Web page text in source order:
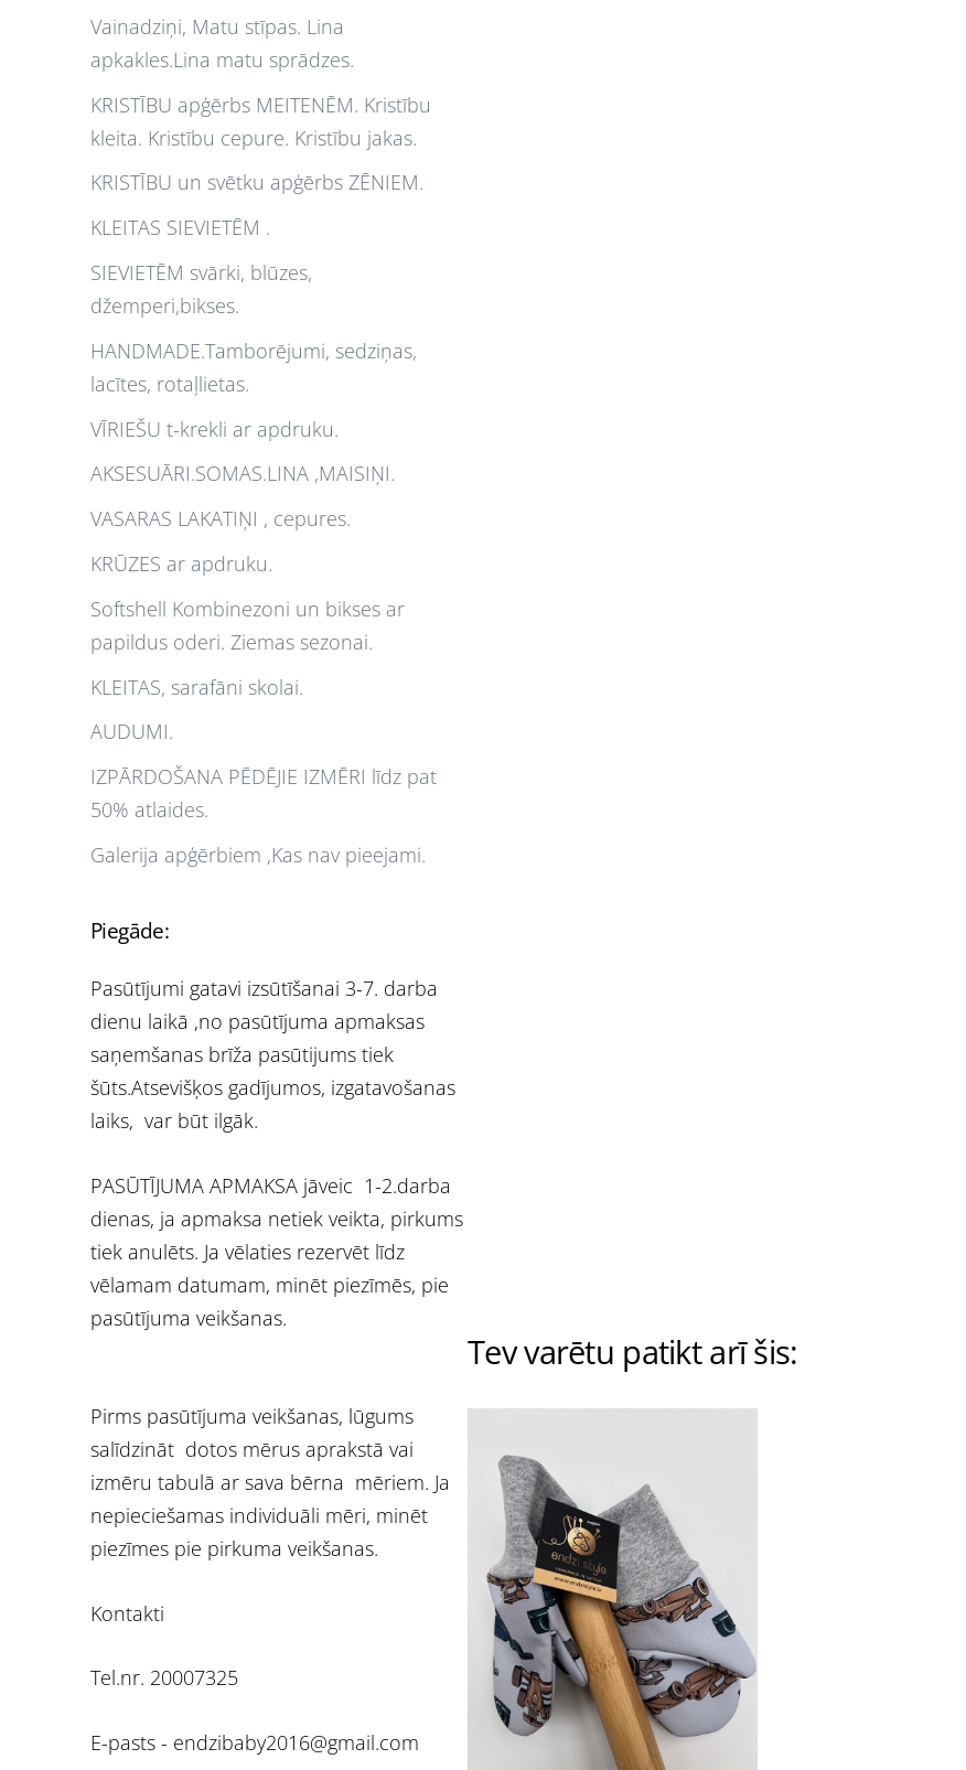
Vainadziņi, Matu stīpas. Lina
apkakles.Lina matu sprādzes.
KRISTĪBU apģērbs MEITENĒM. Kristību
kleita. Kristību cepure. Kristību jakas.
KRISTĪBU un svētku apģērbs ZĒNIEM.
KLEITAS SIEVIETĒM .
SIEVIETĒM svārki, blūzes,
džemperi,bikses.
HANDMADE.Tamborējumi, sedziņas,
lacītes, rotaļlietas.
VĪRIEŠU t-krekli ar apdruku.
AKSESUĀRI.SOMAS.LINA ,MAISIŅI.
VASARAS LAKATIŅI , cepures.
KRŪZES ar apdruku.
Softshell Kombinezoni un bikses ar
papildus oderi. Ziemas sezonai.
KLEITAS, sarafāni skolai.
AUDUMI.
IZPĀRDOŠANA PĒDĒJIE IZMĒRI līdz pat
50% atlaides.
Galerija apģērbiem ,Kas nav pieejami.
Piegāde:
Pasūtījumi gatavi izsūtīšanai 3-7. darba
dienu laikā ,no pasūtījuma apmaksas
saņemšanas brīža pasūtijums tiek
šūts.Atsevišķos gadījumos, izgatavošanas
laiks, var būt ilgāk.
PASŪTĪJUMA APMAKSA jāveic 1-2.darba
dienas, ja apmaksa netiek veikta, pirkums
tiek anulēts. Ja vēlaties rezervēt līdz
vēlamam datumam, minēt piezīmēs, pie
pasūtījuma veikšanas.
Pirms pasūtījuma veikšanas, lūgums
salīdzināt dotos mērus aprakstā vai
izmēru tabulā ar sava bērna mēriem. Ja
nepieciešamas individuāli mēri, minēt
piezīmes pie pirkuma veikšanas.
Kontakti
Tel.nr. 20007325
E-pasts - endzibaby2016@gmail.com
Tev varētu patikt arī šis: